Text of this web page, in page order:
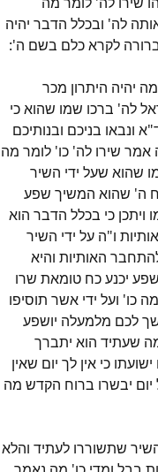
לה' ובכלל הדבר יהיה
ברורה לקרא כלם בשם ה':
יהיה היתרון מכר
לה' ברכו שמו שהוא כי
ונבאו בניכם ובנותיכם
אמר שירו לה' כו' לומר מה
שהוא שעל ידי השיר
ה' שהוא המשיך שפע
ויתכן כי בכלל הדבר הוא
ו"ה על ידי השיר
האותיות והיא
יכנע כח טומאת שרו
כו' ועל ידי אשר תוסיפו
לכם מלמעלה יושפע
שעתיד הוא יתברך
כי אין לך יום שאין
יום יבשרו ברוח הקדש מה
שתשוררו לעתיד והלא